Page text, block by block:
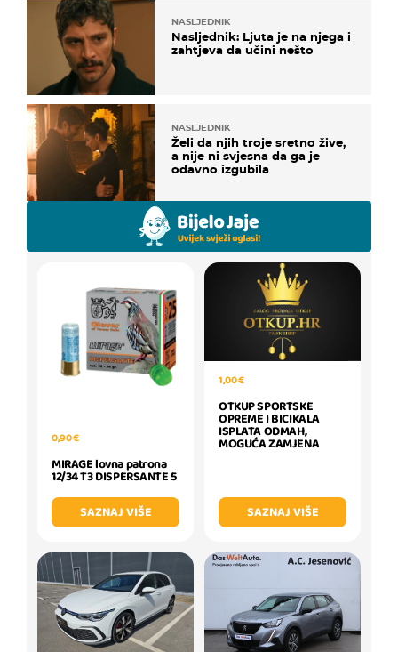
NASLJEDNIK
Nasljednik: Ljuta je na njega i
zahtjeva da učini nešto
NASLJEDNIK
Želi da njih troje sretno žive,
a nije ni svjesna da ga je
odavno izgubila
0,90 €
MIRAGE lovna patrona
12/34 T3 DISPERSANTE 5
SAZNAJ VIŠE
1,00 €
OTKUP SPORTSKE
OPREME I BICIKALA
ISPLATA ODMAH,
MOGUĆA ZAMJENA
SAZNAJ VIŠE